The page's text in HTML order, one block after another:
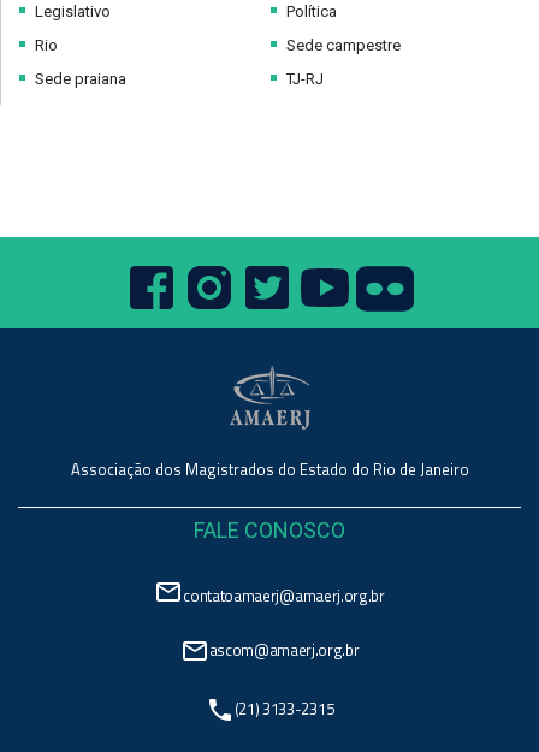
Legislativo
Rio
Sede praiana
Política
Sede campestre
TJ-RJ
Associação dos Magistrados do Estado do Rio de Janeiro
FALE CONOSCO
mail_outlinecontatoamaerj@amaerj.org.br
mail_outlineascom@amaerj.org.br
phone (21) 3133-2315